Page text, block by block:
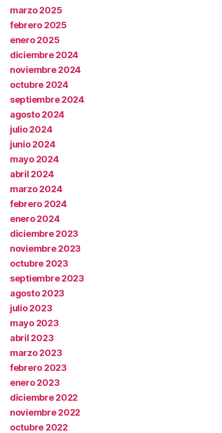
marzo 2025
febrero 2025
enero 2025
diciembre 2024
noviembre 2024
octubre 2024
septiembre 2024
agosto 2024
julio 2024
junio 2024
mayo 2024
abril 2024
marzo 2024
febrero 2024
enero 2024
diciembre 2023
noviembre 2023
octubre 2023
septiembre 2023
agosto 2023
julio 2023
mayo 2023
abril 2023
marzo 2023
febrero 2023
enero 2023
diciembre 2022
noviembre 2022
octubre 2022